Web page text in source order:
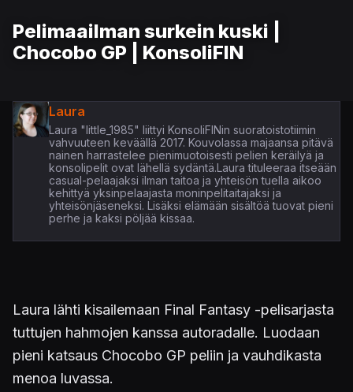
Pelimaailman surkein kuski |
Chocobo GP | KonsoliFIN
Laura
Laura "little_1985" liittyi KonsoliFINin suoratoistotiimin
vahvuuteen keväällä 2017. Kouvolassa majaansa pitävä
nainen harrastelee pienimuotoisesti pelien keräilyä ja
konsolipelit ovat lähellä sydäntä.Laura tituleeraa itseään
casual-pelaajaksi ilman taitoa ja yhteisön tuella aikoo
kehittyä yksinpelaajasta moninpelitaitajaksi ja
yhteisönjäseneksi. Lisäksi elämään sisältöä tuovat pieni
perhe ja kaksi pöljää kissaa.
Laura lähti kisailemaan Final Fantasy -pelisarjasta
tuttujen hahmojen kanssa autoradalle. Luodaan
pieni katsaus Chocobo GP peliin ja vauhdikasta
menoa luvassa.